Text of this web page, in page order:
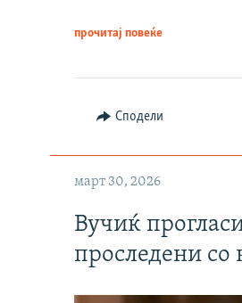
прочитај повеќе
Сподели
март 30, 2026
Вучиќ
проследени со